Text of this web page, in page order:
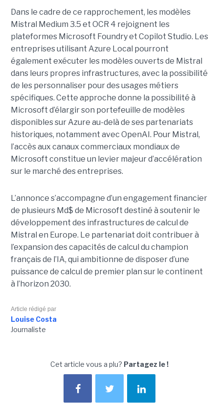
Dans le cadre de ce rapprochement, les modèles
Mistral Medium 3.5 et OCR 4 rejoignent les
plateformes Microsoft Foundry et Copilot Studio. Les
entreprises utilisant Azure Local pourront
également exécuter les modèles ouverts de Mistral
dans leurs propres infrastructures, avec la possibilité
de les personnaliser pour des usages métiers
spécifiques. Cette approche donne la possibilité à
Microsoft d’élargir son portefeuille de modèles
disponibles sur Azure au-delà de ses partenariats
historiques, notamment avec OpenAI. Pour Mistral,
l’accès aux canaux commerciaux mondiaux de
Microsoft constitue un levier majeur d’accélération
sur le marché des entreprises.
L’annonce s’accompagne d’un engagement financier
de plusieurs Md$ de Microsoft destiné à soutenir le
développement des infrastructures de calcul de
Mistral en Europe. Le partenariat doit contribuer à
l’expansion des capacités de calcul du champion
français de l’IA, qui ambitionne de disposer d’une
puissance de calcul de premier plan sur le continent
à l’horizon 2030.
Article rédigé par
Louise Costa
Journaliste
Cet article vous a plu? Partagez le !